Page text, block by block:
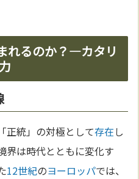
れるのか？—カタリ
正統」の対極として存在し
界は時代とともに変化す
12世紀のヨーロッパでは、